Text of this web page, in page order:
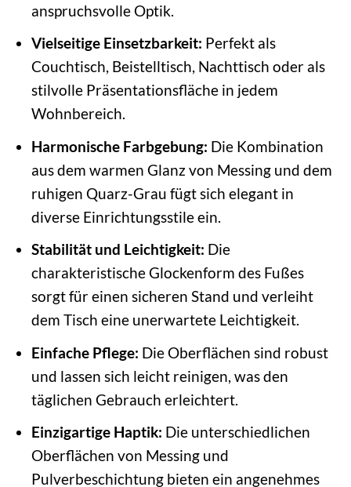
anspruchsvolle Optik.
Vielseitige Einsetzbarkeit: Perfekt als
Couchtisch, Beistelltisch, Nachttisch oder als
stilvolle Präsentationsfläche in jedem
Wohnbereich.
Harmonische Farbgebung: Die Kombination
aus dem warmen Glanz von Messing und dem
ruhigen Quarz-Grau fügt sich elegant in
diverse Einrichtungsstile ein.
Stabilität und Leichtigkeit: Die
charakteristische Glockenform des Fußes
sorgt für einen sicheren Stand und verleiht
dem Tisch eine unerwartete Leichtigkeit.
Einfache Pflege: Die Oberflächen sind robust
und lassen sich leicht reinigen, was den
täglichen Gebrauch erleichtert.
Einzigartige Haptik: Die unterschiedlichen
Oberflächen von Messing und
Pulverbeschichtung bieten ein angenehmes